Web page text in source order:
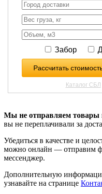
Мы не отправляем
вы не переплачивали за
Убедиться в качестве и
можно онлайн — отправим
мессенджер.
Дополнительную
узнавайте на странице